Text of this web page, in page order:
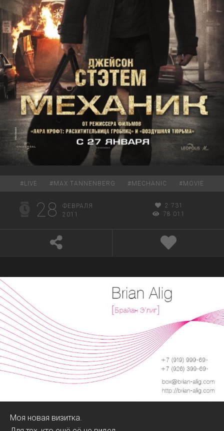
#LIVE #MAX TANNENBERG #MECHANIC #MOVIE
28
ФЕВРАЛЯ
2011
2 731
78 011
Моя новая визитка.